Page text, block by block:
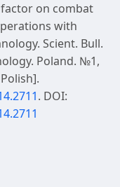
on combat
with
Scient. Bull.
Poland. №1,
. DOI: